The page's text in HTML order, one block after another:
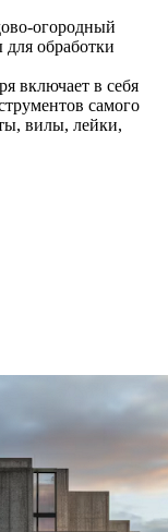
огородный
обработки
включает в себя
самого
вилы, лейки,